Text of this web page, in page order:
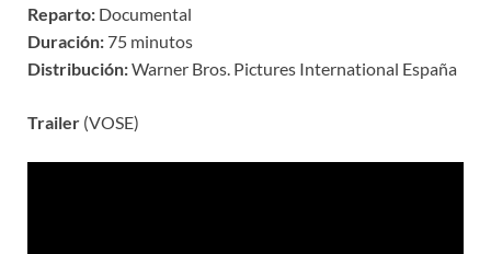
Reparto: Documental
Duración: 75 minutos
Distribución:Warner Bros. Pictures International España
Trailer (VOSE)